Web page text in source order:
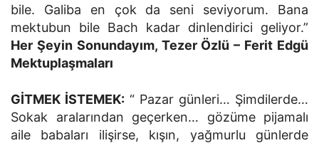
bile. Galiba en çok da seni seviyorum. Bana
mektubun bile Bach kadar dinlendirici geliyor.”
Her Şeyin Sonundayım, Tezer Özlü – Ferit Edgü
Mektuplaşmaları
GİTMEK İSTEMEK: “ Pazar günleri… Şimdilerde…
Sokak aralarından geçerken… gözüme pijamalı
aile babaları ilişirse, kışın, yağmurlu günlerde